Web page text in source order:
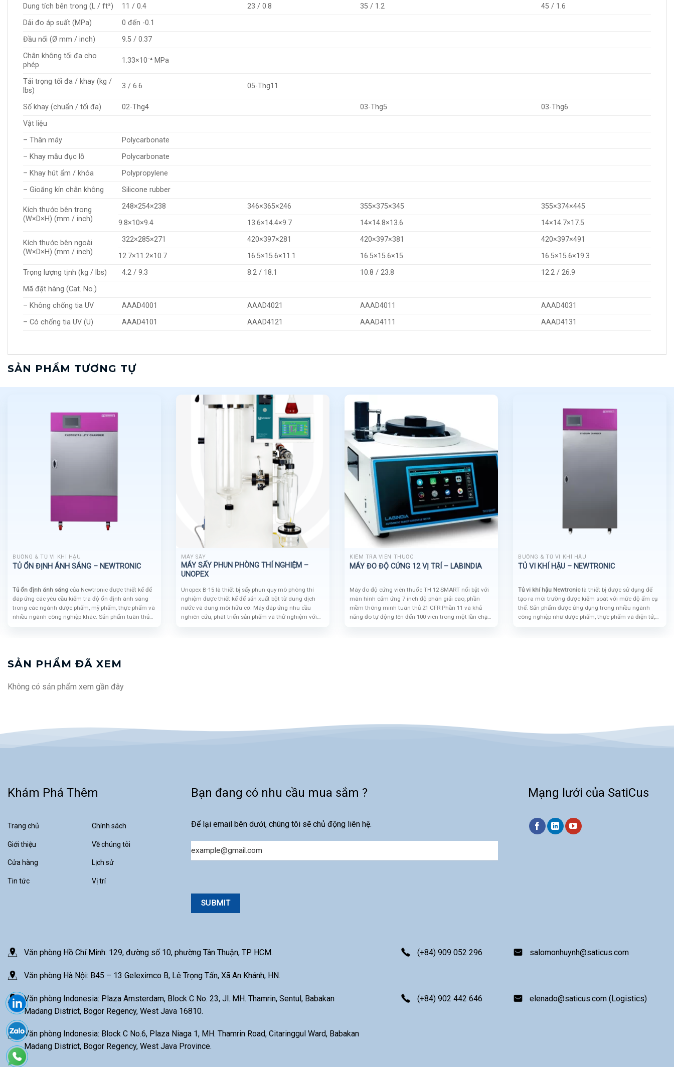
Dung tích bên trong (L / ft³)
11 / 0.4 23 / 0.8 35 / 1.2
45 / 1.6
Dải đo áp suất (MPa)
0 đến -0.1
Đầu nối (Ø mm / inch)
9.5 / 0.37
Chân không tối đa cho
phép
1.33×10⁻⁴ MPa
Tải trọng tối đa / khay (kg /
lbs)
3 / 6.6 05-Thg11
Số khay (chuẩn / tối đa) 02-Thg4 03-Thg5
03-Thg6
Vật liệu
– Thân máy
Polycarbonate
– Khay mẫu đục lỗ
Polycarbonate
– Khay hút ẩm / khóa
Polypropylene
– Gioăng kín chân không
Silicone rubber
Kích thước bên trong
(W×D×H) (mm / inch)
248×254×238 346×365×246 355×375×345
355×374×445
9.8×10×9.4
13.6×14.4×9.7 14×14.8×13.6 14×14.7×17.5
Kích thước bên ngoài
(W×D×H) (mm / inch)
322×285×271 420×397×281 420×397×381
420×397×491
12.7×11.2×10.7
16.5×15.6×11.1 16.5×15.6×15
16.5×15.6×19.3
Trọng lượng tịnh (kg / lbs)
4.2 / 9.3 8.2 / 18.1 10.8 / 23.8
12.2 / 26.9
Mã đặt hàng (Cat. No.)
– Không chống tia UV
AAAD4001 AAAD4021 AAAD4011
AAAD4031
– Có chống tia UV (U)
AAAD4101 AAAD4121 AAAD4111 AAAD4131
SẢN PHẨM TƯƠNG TỰ
BUỒNG & TỦ VI KHÍ HẬU
TỦ ỔN ĐỊNH ÁNH SÁNG – NEWTRONIC
Tủ ổn định ánh sáng của Newtronic được thiết kế để
đáp ứng các yêu cầu kiểm tra độ ổn định ánh sáng
trong các ngành dược phẩm, mỹ phẩm, thực phẩm và
nhiều ngành công nghiệp khác. Sản phẩm tuân thủ
MÁY SẤY
MÁY SẤY PHUN PHÒNG THÍ NGHIỆM –
UNOPEX
Unopex B-15 là thiết bị sấy phun quy mô phòng thí
nghiệm được thiết kế để sản xuất bột từ dung dịch
nước và dung môi hữu cơ. Máy đáp ứng nhu cầu
nghiên cứu, phát triển sản phẩm và thử nghiệm với
KIỂM TRA VIÊN THUỐC
MÁY ĐO ĐỘ CỨNG 12 VỊ TRÍ – LABINDIA
Máy đo độ cứng viên thuốc TH 12 SMART nổi bật với
màn hình cảm ứng 7 inch độ phân giải cao, phần
mềm thông minh tuân thủ 21 CFR Phần 11 và khả
năng đo tự động lên đến 100 viên trong một lần chạy,
BUỒNG & TỦ VI KHÍ HẬU
TỦ VI KHÍ HẬU – NEWTRONIC
Tủ vi khí hậu Newtroniclà thiết bị được sử dụng để
tạo ra môi trường được kiểm soát với mức độ ẩm cụ
thể. Sản phẩm được ứng dụng trong nhiều ngành
công nghiệp như dược phẩm, thực phẩm và điện tử,
SẢN PHẨM ĐÃ XEM
Không có sản phẩm xem gần đây
Khám Phá Thêm
Trang chủ
Giới thiệu
Cửa hàng
Tin tức
Chính sách
Về chúng tôi
Lịch sử
Vị trí
Bạn đang có nhu cầu mua sắm ?
Để lại email bên dưới, chúng tôi sẽ chủ động liên hệ.
Mạng lưới của SatiCus
Văn phòng Hồ Chí Minh: 129, đường số 10, phường Tân Thuận, TP. HCM.
Văn phòng Hà Nội: B45 – 13 Geleximco B, Lê Trọng Tấn, Xã An Khánh, HN.
Văn phòng Indonesia: Plaza Amsterdam, Block C No. 23, Jl. MH. Thamrin, Sentul, Babakan
Madang District, Bogor Regency, West Java 16810.
Văn phòng Indonesia: Block C No.6, Plaza Niaga 1, MH. Thamrin Road, Citaringgul Ward, Babakan
Madang District, Bogor Regency, West Java Province.
(+84) 909 052 296
(+84) 902 442 646
salomonhuynh@saticus.com
elenado@saticus.com (Logistics)